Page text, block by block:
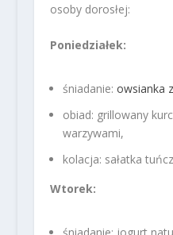
osoby dorosłej:
Poniedziałek:
śniadanie: owsianka
obiad: grillowany
warzywami,
kolacja: sałatka
Wtorek: